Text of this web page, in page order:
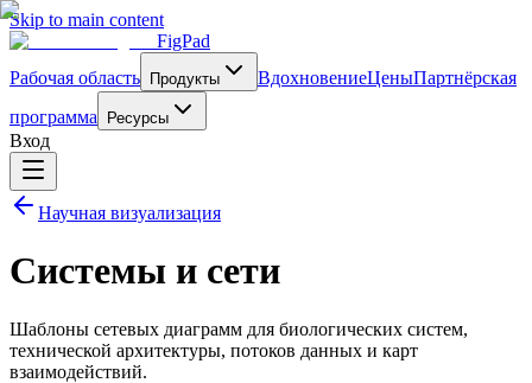
Skip to main content
FigPad
Рабочая область
Продукты ВдохновениеЦеныПартнёрская
программа
Ресурсы
Вход
Научная визуализация
Системы и сети
Шаблоны сетевых диаграмм для биологических систем,
технической архитектуры, потоков данных и карт
взаимодействий.